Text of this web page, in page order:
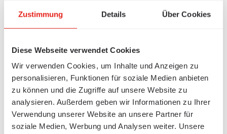
Zustimmung Details Über Cookies
Diese Webseite verwendet Cookies
Wir verwenden Cookies, um Inhalte und Anzeigen zu
personalisieren, Funktionen für soziale Medien anbieten
zu können und die Zugriffe auf unsere Website zu
analysieren. Außerdem geben wir Informationen zu Ihrer
Verwendung unserer Website an unsere Partner für
soziale Medien, Werbung und Analysen weiter. Unsere